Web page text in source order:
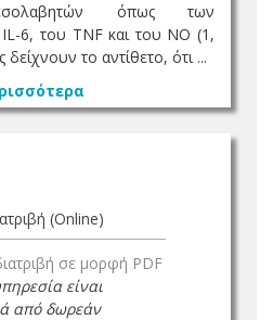
όπως των
6, του TNF και του NO (1,
το αντίθετο, ότι ...
(Online)
σε μορφή PDF
είναι
από δωρεάν